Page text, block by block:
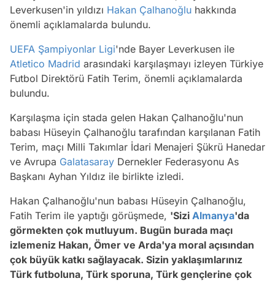
Leverkusen'in yıldızı Hakan Çalhanoğlu hakkında
önemli açıklamalarda bulundu.
UEFA Şampiyonlar Ligi'nde Bayer Leverkusen ile
Atletico Madrid arasındaki karşılaşmayı izleyen Türkiye
Futbol Direktörü Fatih Terim, önemli açıklamalarda
bulundu.
Karşılaşma için stada gelen Hakan Çalhanoğlu'nun
babası Hüseyin Çalhanoğlu tarafından karşılanan Fatih
Terim, maçı Milli Takımlar İdari Menajeri Şükrü Hanedar
ve Avrupa Galatasaray Dernekler Federasyonu As
Başkanı Ayhan Yıldız ile birlikte izledi.
Hakan Çalhanoğlu'nun babası Hüseyin Çalhanoğlu,
Fatih Terim ile yaptığı görüşmede, 'Sizi Almanya'da
görmekten çok mutluyum. Bugün burada maçı
izlemeniz Hakan, Ömer ve Arda'ya moral açısından
çok büyük katkı sağlayacak. Sizin yaklaşımlarınız
Türk futboluna, Türk sporuna, Türk gençlerine çok